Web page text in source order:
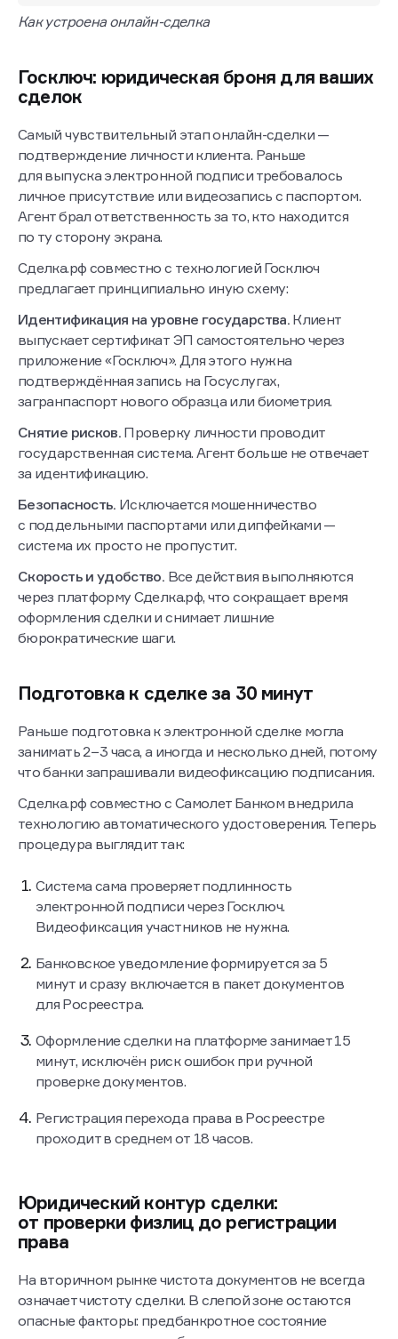
Как устроена онлайн-сделка
Госключ: юридическая броня для ваших
сделок
Самый чувствительный этап онлайн-сделки —
подтверждение личности клиента. Раньше
для выпуска электронной подписи требовалось
личное присутствие или видеозапись с паспортом.
Агент брал ответственность за то, кто находится
по ту сторону экрана.
Сделка.рф совместно с технологией Госключ
предлагает принципиально иную схему:
Идентификация на уровне государства.Клиент
выпускает сертификат ЭП самостоятельно через
приложение «Госключ». Для этого нужна
подтверждённая запись на Госуслугах,
загранпаспорт нового образца или биометрия.
Снятие рисков. Проверку личности проводит
государственная система. Агент больше не отвечает
за идентификацию.
Безопасность. Исключается мошенничество
с поддельными паспортами или дипфейками —
система их просто не пропустит.
Скорость и удобство. Все действия выполняются
через платформу Сделка.рф, что сокращает время
оформления сделки и снимает лишние
бюрократические шаги.
Подготовка к сделке за 30 минут
Раньше подготовка к электронной сделке могла
занимать 2−3 часа, а иногда и несколько дней, потому
что банки запрашивали видеофиксацию подписания.
Сделка.рф совместно с Самолет Банком внедрила
технологию автоматического удостоверения. Теперь
процедура выглядит так:
Система сама проверяет подлинность
электронной подписи через Госключ.
Видеофиксация участников не нужна.
Банковское уведомление формируется за 5
минут и сразу включается в пакет документов
для Росреестра.
Оформление сделки на платформе занимает 15
минут, исключён риск ошибок при ручной
проверке документов.
Регистрация перехода права в Росреестре
проходит в среднем от 18 часов.
Юридический контур сделки:
от проверки физлиц до регистрации
права
На вторичном рынке чистота документов не всегда
означает чистоту сделки. В слепой зоне остаются
опасные факторы: предбанкротное состояние